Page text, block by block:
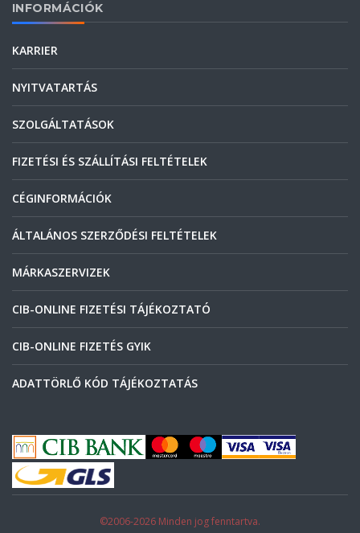
INFORMÁCIÓK
KARRIER
NYITVATARTÁS
SZOLGÁLTATÁSOK
FIZETÉSI ÉS SZÁLLÍTÁSI FELTÉTELEK
CÉGINFORMÁCIÓK
ÁLTALÁNOS SZERZŐDÉSI FELTÉTELEK
MÁRKASZERVIZEK
CIB-ONLINE FIZETÉSI TÁJÉKOZTATÓ
CIB-ONLINE FIZETÉS GYIK
ADATTÖRLŐ KÓD TÁJÉKOZTATÁS
©2006-2026 Minden jog fenntartva.